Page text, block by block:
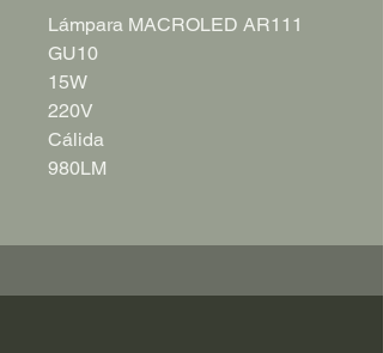
Lámpara MACROLED AR111
GU10
15W
220V
Cálida
980LM